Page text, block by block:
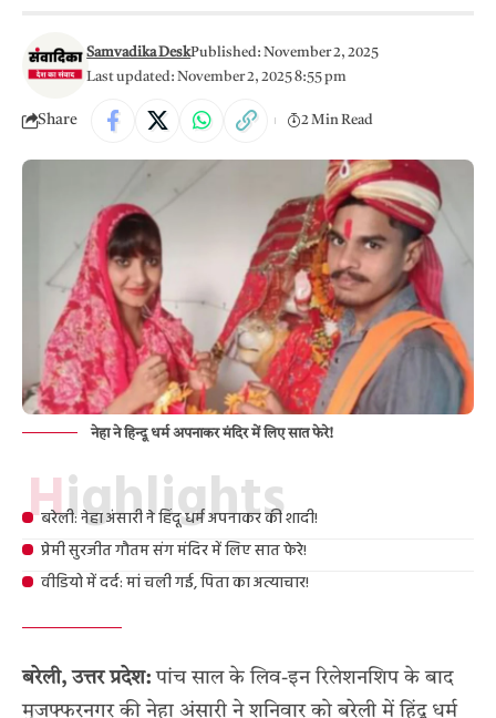
Last updated: November 2, 2025 8:55 pm
Samvadika DeskPublished: November 2, 2025
Share 2 Min Read
नेहा ने हिन्दू धर्म अपनाकर मंदिर में लिए सात फेरे!
Highlights
बरेली: नेहा अंसारी ने हिंदू धर्म अपनाकर की शादी!
प्रेमी सुरजीत गौतम संग मंदिर में लिए सात फेरे!
वीडियो में दर्द: मां चली गई, पिता का अत्याचार!
बरेली, उत्तर प्रदेश: पांच साल के लिव-इन रिलेशनशिप के बाद
मुजफ्फरनगर की नेहा अंसारी ने शनिवार को बरेली में हिंदू धर्म